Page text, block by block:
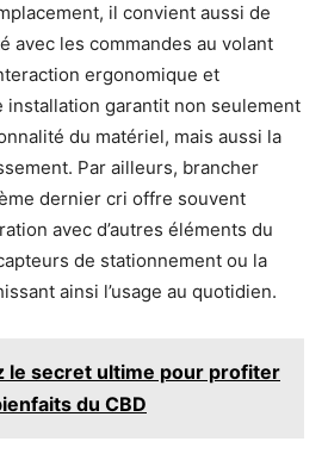
il convient aussi de
avec les commandes au volant
ergonomique et
installation garantit non seulement
du matériel, mais aussi la
Par ailleurs, brancher
dernier cri offre souvent
avec d’autres éléments du
de stationnement ou la
ainsi l’usage au quotidien.
le secret ultime pour profiter
du CBD